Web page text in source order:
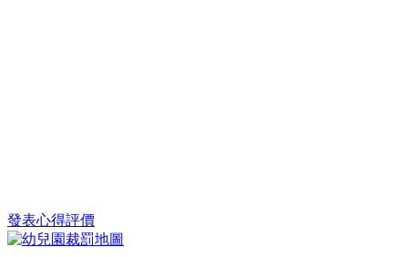
發表心得評價